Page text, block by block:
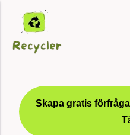
Skapa gratis